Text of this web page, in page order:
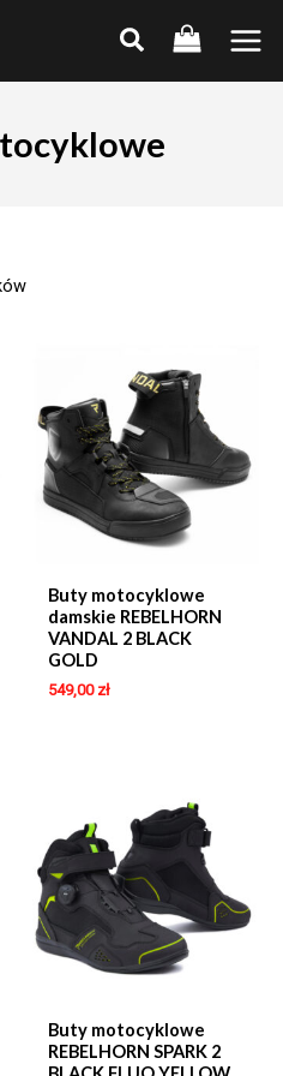
Main
Buty motocyklowe
damskie REBELHORN
VANDAL 2 BLACK
GOLD
549,00 zł
Buty motocyklowe
REBELHORN SPARK 2